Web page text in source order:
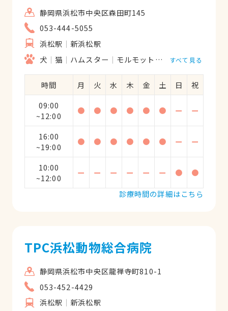
静岡県浜松市中央区森田町145
053-444-5055
浜松駅
新浜松駅
犬
猫 ハムスター モルモット うさぎ 鳥類
すべて見る
時間 月 火 水 木 金 土 日
祝
09:00
~12:00
● ● ● ● ● ● ー ー
16:00
~19:00
● ● ● ● ● ● ー ー
10:00
~12:00
ー ー ー ー ー ー ●
●
診療時間の詳細はこちら
TPC浜松動物総合病院
静岡県浜松市中央区龍禅寺町810-1
053-452-4429
浜松駅
新浜松駅